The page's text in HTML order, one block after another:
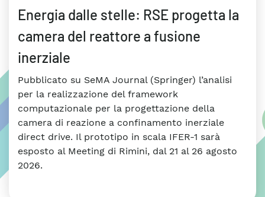
Energia dalle stelle: RSE progetta la
camera del reattore a fusione
inerziale
Pubblicato su SeMA Journal (Springer) l’analisi
per la realizzazione del framework
computazionale per la progettazione della
camera di reazione a confinamento inerziale
direct drive. Il prototipo in scala IFER-1 sarà
esposto al Meeting di Rimini, dal 21 al 26 agosto
2026.